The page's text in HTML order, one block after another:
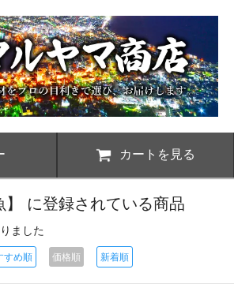
カートを見る
】 に登録されている商品
ました
すめ順 価格順 新着順